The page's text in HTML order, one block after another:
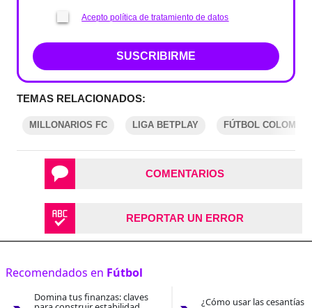
Acepto política de tratamiento de datos
SUSCRIBIRME
TEMAS RELACIONADOS:
MILLONARIOS FC LIGA BETPLAY FÚTBOL
COMENTARIOS
REPORTAR UN ERROR
Recomendados en Fútbol
Domina tus finanzas: claves ¿Cómo usar las cesantías